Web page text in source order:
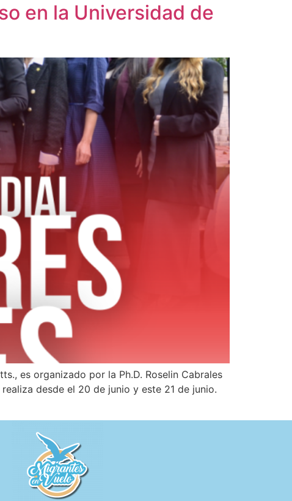
en la Universidad de
es organizado por la Ph.D. Roselin Cabrales
desde el 20 de junio y este 21 de junio.